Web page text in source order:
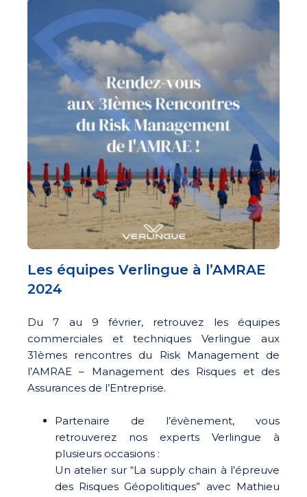
Les équipes Verlingue à l’AMRAE
2024
Du 7 au 9 février, retrouvez les équipes
commerciales et techniques Verlingue aux
31èmes rencontres du Risk Management de
l’AMRAE – Management des Risques et des
Assurances de l’Entreprise.
Partenaire de l’évènement, vous
retrouverez nos experts Verlingue à
plusieurs occasions :
Un atelier sur “La supply chain à l’épreuve
des Risques Géopolitiques” avec Mathieu